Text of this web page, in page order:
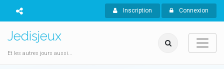
Inscription Connexion
Jedisjeux
Et les autres jours aussi...